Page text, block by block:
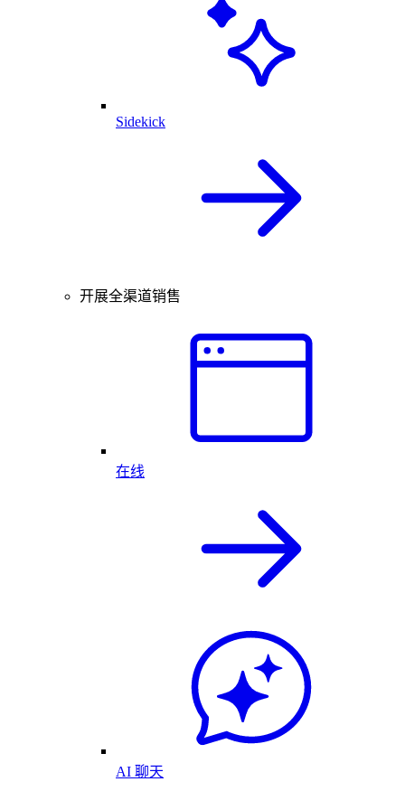
Sidekick
开展全渠道销售
在线
AI 聊天